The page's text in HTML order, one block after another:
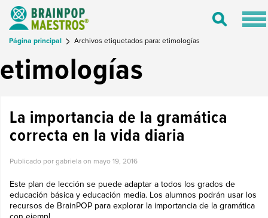
Toggle
Página principal Archivos etiquetados para: etimologías
etimologías
La importancia de la gramática
correcta en la vida diaria
Publicado por gabriela on mayo 19, 2016
Este plan de lección se puede adaptar a todos los grados de
educación básica y educación media. Los alumnos podrán usar los
recursos de BrainPOP para explorar la importancia de la gramática